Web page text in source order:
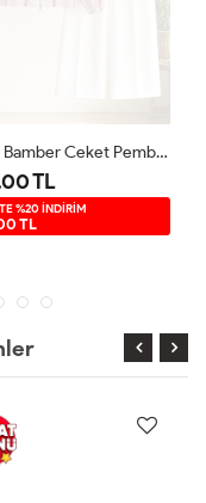
Çizgili Bamber Ceket Pembe EF9591
TL
%20 İNDİRİM
TL